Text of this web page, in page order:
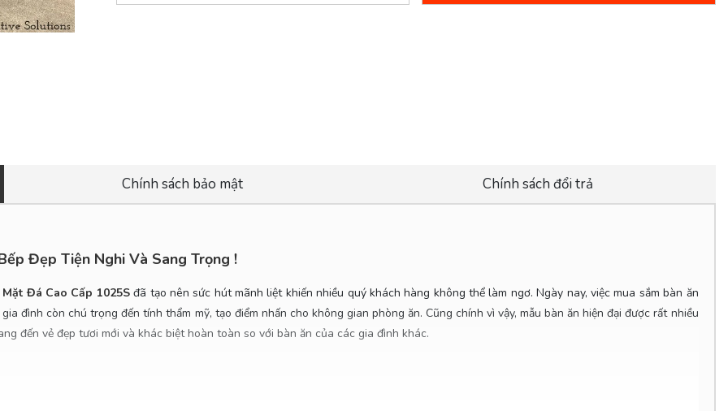
Chính sách bảo mật Chính sách đổi trả
Đẹp Tiện Nghi Và Sang Trọng !
Đá Cao Cấp 1025Sđã tạo nên sức hút mãnh liệt khiến nhiều quý khách hàng không thể làm ngơ. Ngày nay, việc mua sắm bàn ăn
đình còn chú trọng đến tính thẩm mỹ, tạo điểm nhấn cho không gian phòng ăn. Cũng chính vì vậy, mẫu bàn ăn hiện đại được rất nhiều
đến vẻ đẹp tươi mới và khác biệt hoàn toàn so với bàn ăn của các gia đình khác.